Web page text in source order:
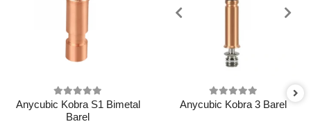
Anycubic Kobra S1 Bimetal
Barel
Anycubic Kobra 3 Barel